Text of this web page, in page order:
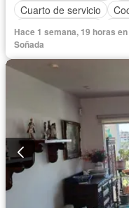
Cuarto de servicio
Vista panorámica
Sin
Hace 1 semana, 19 horas
Soñada